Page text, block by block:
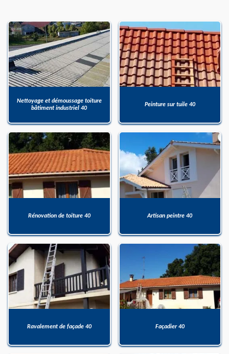
Nettoyage et démoussage toiture
bâtiment industriel 40
Peinture sur tuile 40
Rénovation de toiture 40 Artisan peintre 40
Ravalement de façade 40 Façadier 40